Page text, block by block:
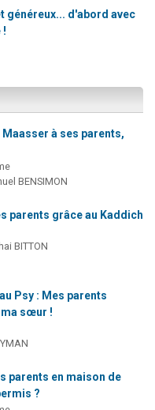
généreux... d'abord avec
!
Maasser à ses parents,
BENSIMON
parents grâce au Kaddich
BITTON
Psy : Mes parents
sœur !
parents en maison de
?